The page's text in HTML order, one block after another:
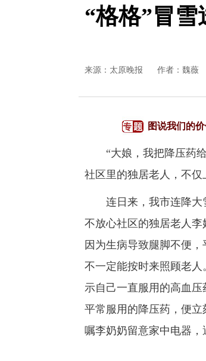
“格格”冒
来源： 太原晚报 作者：魏薇
图说我们的
“大娘，我把降压药给
社区里的独居老人，不仅
连日来，我市连降大
不放心社区的独居老人
因为生病导致腿脚不便
不一定能按时来照顾老
示自己一直服用的高血
平常服用的降压药，便
嘱李奶奶留意家中电器，